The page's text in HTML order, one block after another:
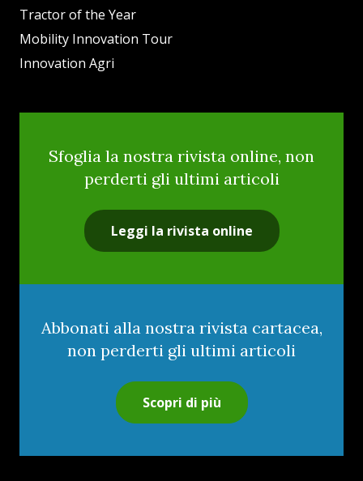
Tractor of the Year
Mobility Innovation Tour
Innovation Agri
Sfoglia la nostra rivista online, non
perderti gli ultimi articoli
Leggi la rivista online
Abbonati alla nostra rivista cartacea,
non perderti gli ultimi articoli
Scopri di più